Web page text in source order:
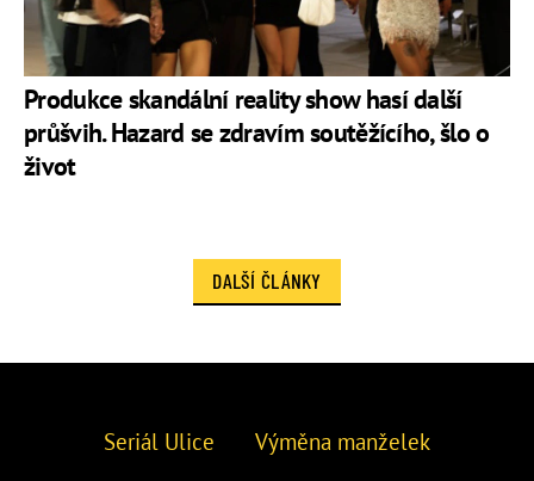
Produkce skandální reality show hasí další
průšvih. Hazard se zdravím soutěžícího, šlo o
život
DALŠÍ ČLÁNKY
Seriál Ulice Výměna manželek